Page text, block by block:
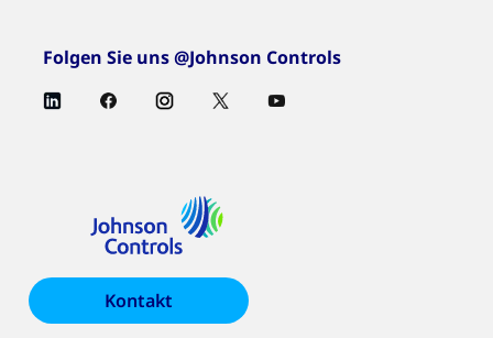
Folgen Sie uns @Johnson Controls
Kontakt